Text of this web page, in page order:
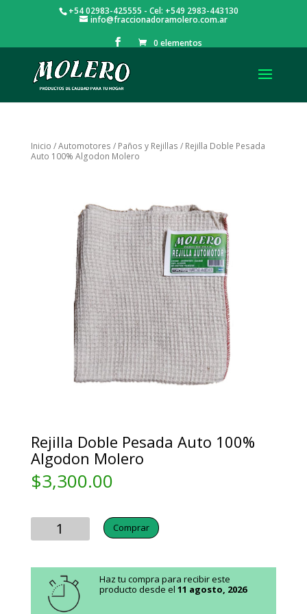
+54 02983-425555 - Cel: +549 2983-443130
info@fraccionadoramolero.com.ar
0 elementos
Inicio /Automotores / Paños y Rejillas / Rejilla Doble Pesada
Auto 100% Algodon Molero
Rejilla Doble Pesada Auto 100%
Algodon Molero
$3,300.00
Cantidad
Comprar
Haz tu compra para recibir este
producto desde el 11 agosto, 2026